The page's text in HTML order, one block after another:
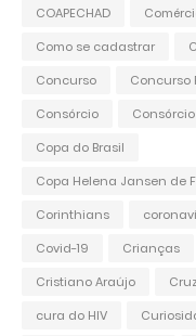
COAPECHAD
Como se cadastrar
Concurso
Concurso
Consórcio
Consórcio
Copa do Brasil
Copa Helena Jansen de
Corinthians
Covid-19
Crianças
Cristiano Araújo
cura do HIV